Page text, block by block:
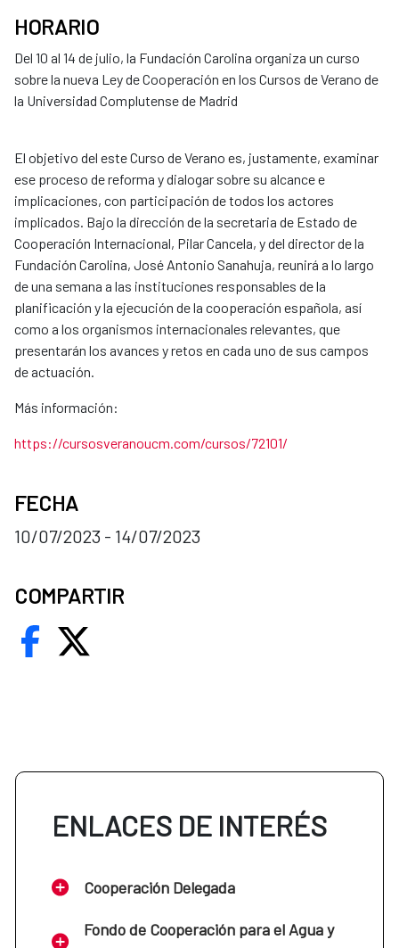
HORARIO
Del 10 al 14 de julio, la Fundación Carolina organiza un curso
sobre la nueva Ley de Cooperación en los Cursos de Verano de
la Universidad Complutense de Madrid
El objetivo del este Curso de Verano es, justamente, examinar
ese proceso de reforma y dialogar sobre su alcance e
implicaciones, con participación de todos los actores
implicados. Bajo la dirección de la secretaria de Estado de
Cooperación Internacional, Pilar Cancela, y del director de la
Fundación Carolina, José Antonio Sanahuja, reunirá a lo largo
de una semana a las instituciones responsables de la
planificación y la ejecución de la cooperación española, así
como a los organismos internacionales relevantes, que
presentarán los avances y retos en cada uno de sus campos
de actuación.
Más información:
https://cursosveranoucm.com/cursos/72101/
FECHA
10/07/2023 - 14/07/2023
COMPARTIR
ENLACES DE INTERÉS
Cooperación Delegada
Fondo de Cooperación para el Agua y